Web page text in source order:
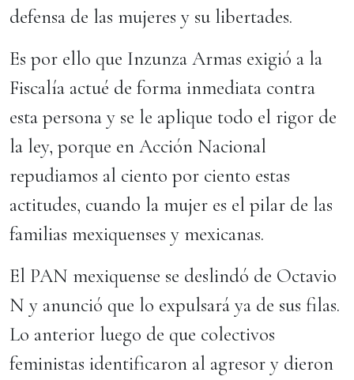
defensa de las mujeres y su libertades.
Es por ello que Inzunza Armas exigió a la
Fiscalía actué de forma inmediata contra
esta persona y se le aplique todo el rigor de
la ley, porque en Acción Nacional
repudiamos al ciento por ciento estas
actitudes, cuando la mujer es el pilar de las
familias mexiquenses y mexicanas.
El PAN mexiquense se deslindó de Octavio
N y anunció que lo expulsará ya de sus filas.
Lo anterior luego de que colectivos
feministas identificaron al agresor y dieron